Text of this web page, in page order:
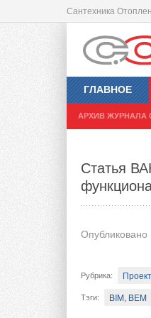
Сантехника
ГЛАВНОЕ
АРХИВ ЖУРНАЛА
Статья
Опубликовано
Рубрика:
Тэги: BIM, BEM
Эмиссия
Опубликовано
Тэги:
вод.
На всех
очищенной